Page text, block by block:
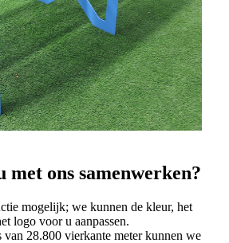
met ons samenwerken?
mogelijk; we kunnen de kleur, het
logo voor u aanpassen.
van 28.800 vierkante meter kunnen we